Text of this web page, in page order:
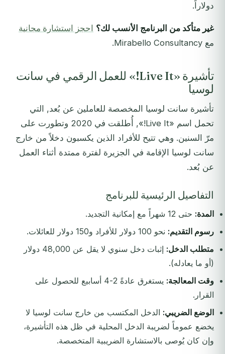
دولاراً.
غير متأكد من البرنامج الأنسب لك؟ احجز استشارة مجانية
مع Mirabello Consultancy.
تأشيرة «Live It!» للعمل الرقمي في سانت
لوسيا
تأشيرة سانت لوسيا المخصصة للعاملين عن بُعد, التي
تحمل اسم «Live It!», أُطلقت في 2020 وتطورت على
مرّ السنين. وهي تتيح للأفراد الذين يكسبون دخلاً من خارج
سانت لوسيا الإقامة في الجزيرة لفترة ممتدة أثناء العمل
عن بُعد.
التفاصيل الرئيسية للبرنامج
المدة: حتى 12 شهراً مع إمكانية التجديد.
رسوم التقديم: نحو 100 دولار للأفراد و150 دولار للعائلات.
متطلب الدخل:
إثبات دخل سنوي لا يقل عن 48,000 دولار
(أو ما يعادله).
وقت المعالجة:
يستغرق عادةً 2-4 أسابيع للحصول على
القرار.
الوضع الضريبي: الدخل المكتسب من خارج سانت لوسيا لا
يخضع عموماً لضريبة الدخل المحلية في ظل هذه التأشيرة،
وإن كان يُوصى بالاستشارة الضريبية المتخصصة.